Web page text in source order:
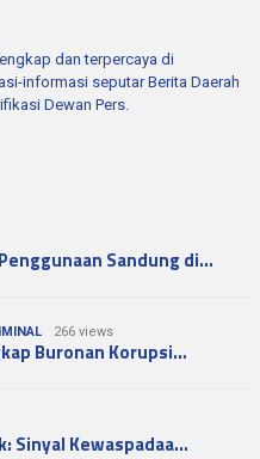
dan terpercaya di
informasi seputar Berita Daerah
Dewan Pers.
Sandung di…
266 views
Buronan Korupsi…
Sinyal Kewaspadaa…